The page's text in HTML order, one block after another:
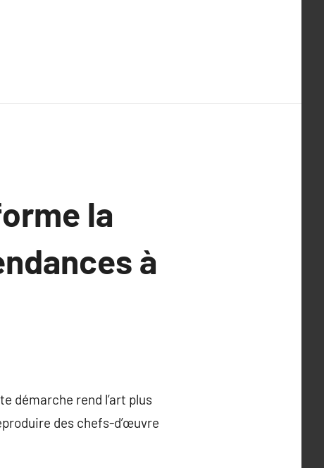
la
à
démarche rend l’art plus
des chefs-d’œuvre